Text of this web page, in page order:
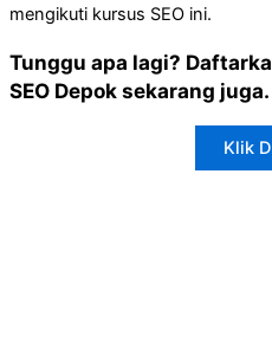
mengikuti kursus SEO ini.
Tunggu apa lagi?
SEO Depok sekarang juga.
Klik